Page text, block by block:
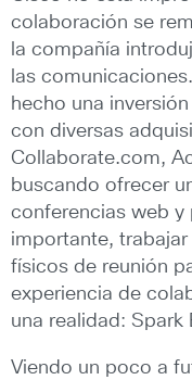
colaboración se
la compañía
las
hecho una
con diversas
Collaborate.com,
buscando ofrecer
conferencias web y
importante,
físicos de reunión
experiencia de
una realidad: Spark
Viendo un poco a